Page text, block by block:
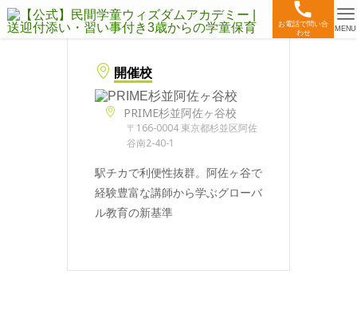
お電話で問い合
わせ
MENU
開催校
PRIME杉並阿佐ヶ谷校
〒166-0004 東京都杉並区阿佐
谷南2-40-1
駅チカで利便性抜群。阿佐ヶ谷で
経験豊富な講師から学ぶグローバ
ル教育の新基準